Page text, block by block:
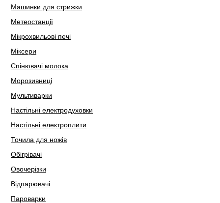
Машинки для стрижки
Метеостанції
Мікрохвильові печі
Міксери
Спінювачі молока
Морозивниці
Мультиварки
Настільні електродуховки
Настільні електроплити
Точила для ножів
Обігрівачі
Овочерізки
Відпарювачі
Пароварки